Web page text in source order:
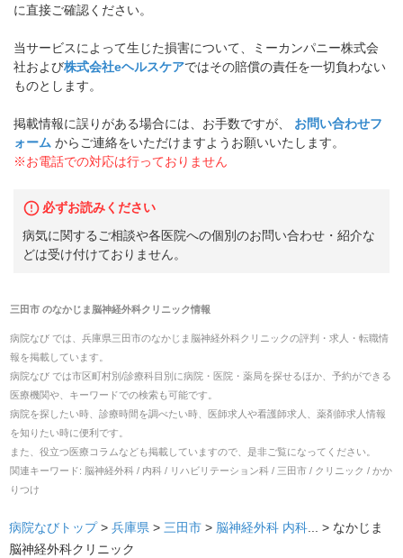
に直接ご確認ください。
当サービスによって生じた損害について、ミーカンパニー株式会
社および株式会社eヘルスケアではその賠償の責任を一切負わない
ものとします。
掲載情報に誤りがある場合には、お手数ですが、
お問い合わせフ
ォーム からご連絡をいただけますようお願いいたします。
※お電話での対応は行っておりません
必ずお読みください
病気に関するご相談や各医院への個別のお問い合わせ・紹介な
どは受け付けておりません。
三田市のなかじま脳神経外科クリニック情報
病院なび では、 兵庫県三田市のなかじま脳神経外科クリニックの評判・求人・転職情
報を掲載しています。
病院なび では市区町村別/診療科目別に病院・医院・薬局を探せるほか、予約ができる
医療機関や、キーワードでの検索も可能です。
病院を探したい時、診療時間を調べたい時、医師求人や看護師求人、薬剤師求人情報
を知りたい時に便利です。
また、役立つ医療コラムなども掲載していますので、是非ご覧になってください。
関連キーワード: 脳神経外科 / 内科 / リハビリテーション科 / 三田市 / クリニック / かか
りつけ
病院なびトップ > 兵庫県 > 三田市 > 脳神経外科 内科... > なかじま
脳神経外科クリニック